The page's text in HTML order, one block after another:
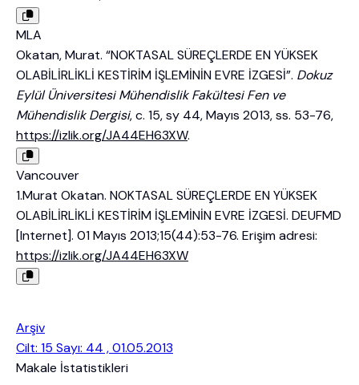
MLA
Okatan, Murat. “NOKTASAL SÜREÇLERDE EN YÜKSEK
OLABİLİRLİKLİ KESTİRİM İŞLEMİNİN EVRE İZGESİ”. Dokuz
Eylül Üniversitesi Mühendislik Fakültesi Fen ve
Mühendislik Dergisi, c. 15, sy 44, Mayıs 2013, ss. 53-76,
https://izlik.org/JA44EH63XW.
Vancouver
1.Murat Okatan. NOKTASAL SÜREÇLERDE EN YÜKSEK
OLABİLİRLİKLİ KESTİRİM İŞLEMİNİN EVRE İZGESİ. DEUFMD
[Internet]. 01 Mayıs 2013;15(44):53-76. Erişim adresi:
https://izlik.org/JA44EH63XW
Arşiv
Cilt: 15 Sayı: 44 , 01.05.2013
Makale İstatistikleri